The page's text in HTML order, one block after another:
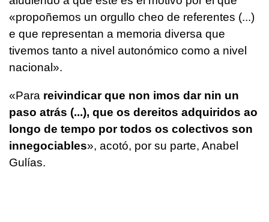
«propoñemos un orgullo cheo de referentes (...)
e que representan a memoria diversa que
tivemos tanto a nivel autonómico como a nivel
nacional».
«Para reivindicar que non imos dar nin un
paso atrás (...), que os dereitos adquiridos ao
longo de tempo por todos os colectivos son
innegociables», acotó, por su parte, Anabel
Gulías.